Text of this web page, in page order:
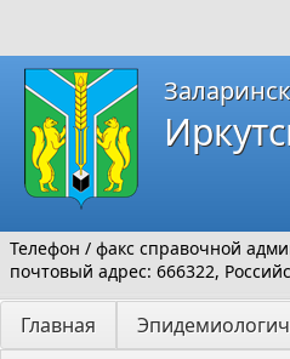
Телефон / факс справочной
почтовый адрес: 666322,
Главная